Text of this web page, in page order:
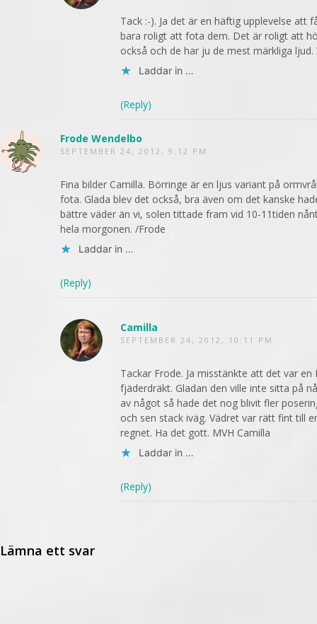
Tack :-). Ja det är en häftig upplevelse att
bara roligt att fota dem. Det är roligt att
också och de har ju de mest märkliga
Laddar in …
(Reply)
Frode Wendelbo
SEPTEMBER 24, 2012, 9:12 PM
Fina bilder Camilla. Börringe är en ljus variant på
fota. Glada blev det också, bra även om det kanske
bättre väder än vi, solen tittade fram vid 10-11tiden
hela morgonen. /Frode
Laddar in …
(Reply)
Camilla
SEPTEMBER 24, 2012, 10:11 PM
Tackar Frode. Ja misstänkte att det var
fjäderdräkt. Gladan den ville inte sitta på
av något så hade det nog blivit fler
och sen stack iväg. Vädret var rätt fint till
regnet. Ha det gott. MVH Camilla
Laddar in …
(Reply)
Lämna ett svar